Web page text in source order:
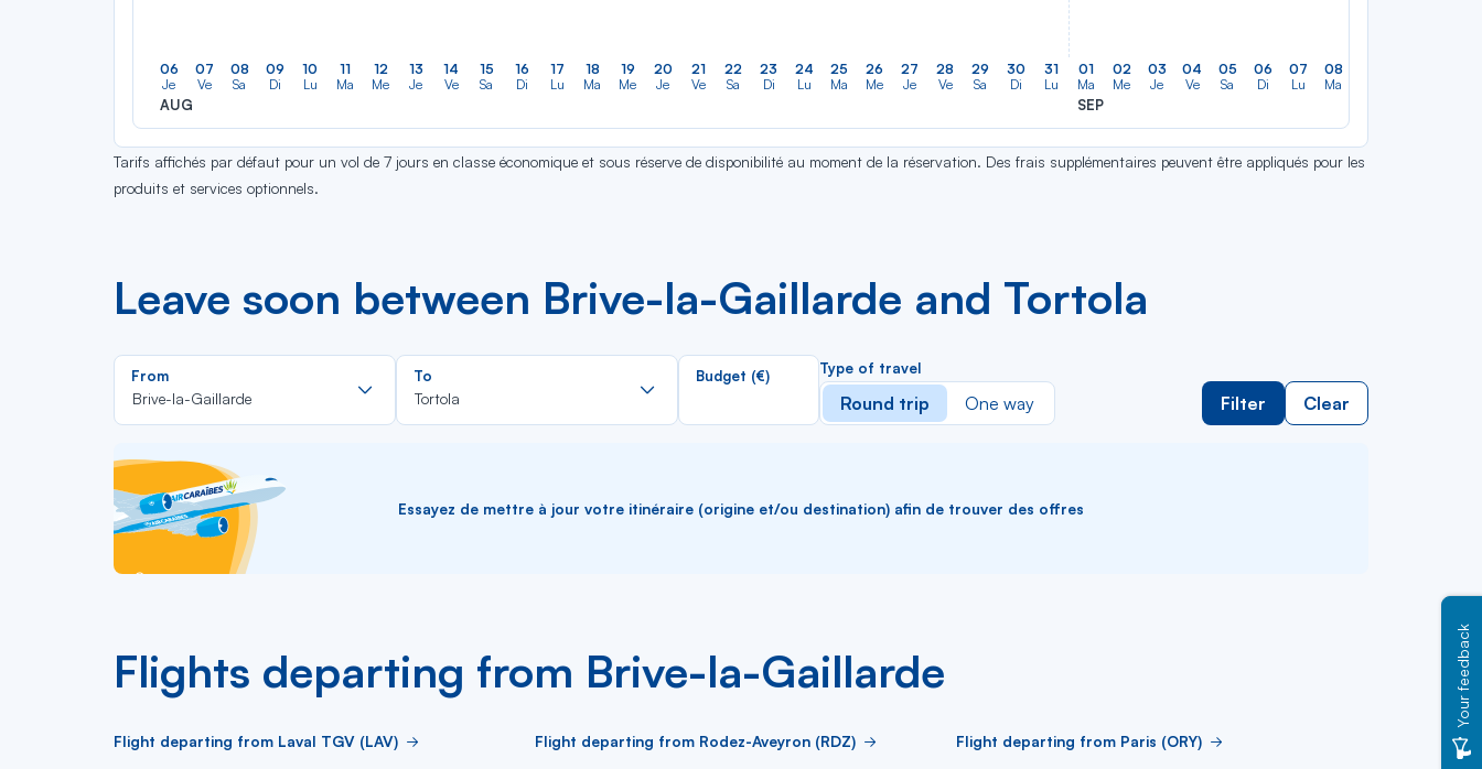
06
Je
AUG
07
Ve
08
Sa
09
Di
10
Lu
11
Ma
12
Me
13
Je
14
Ve
15
Sa
16
Di
17
Lu
18
Ma
19
Me
20
Je
21
Ve
22
Sa
23
Di
24
Lu
25
Ma
26
Me
27
Je
28
Ve
29
Sa
30
Di
31
Lu
01
Ma
SEP
02
Me
03
Je
04
Ve
05
Sa
06
Di
07
Lu
08
Ma
Tarifs affichés par défaut pour un vol de 7 jours en classe économique et sous réserve de disponibilité au moment de la réservation. Des frais supplémentaires peuvent être appliqués pour les
produits et services optionnels.
Leave soon between Brive-la-Gaillarde and Tortola
From
Brive-la-Gaillarde
Rechercher
dans
la
To
Tortola
Rechercher
la
Budget (€) Type of travel
Round trip One way Filter Clear
Essayez de mettre à jour votre itinéraire (origine et/ou destination) afin de trouver des offres
Flights departing from Brive-la-Gaillarde
Flight departing from Laval TGV (LAV) Flight departing from Rodez-Aveyron (RDZ) Flight departing from Paris (ORY)
Your feedback